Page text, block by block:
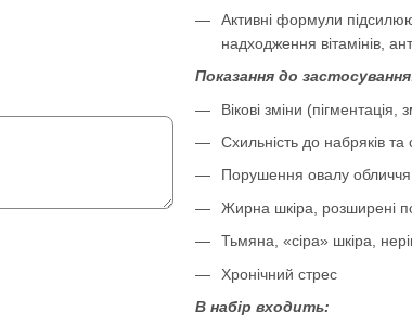
Активні формули
надходження вітамінів,
Показання до
Вікові зміни
Схильність до набряків
Порушення овалу обличчя
Жирна шкіра, розширені
Тьмяна, «сіра» шкіра,
Хронічний стрес
В набір входить: